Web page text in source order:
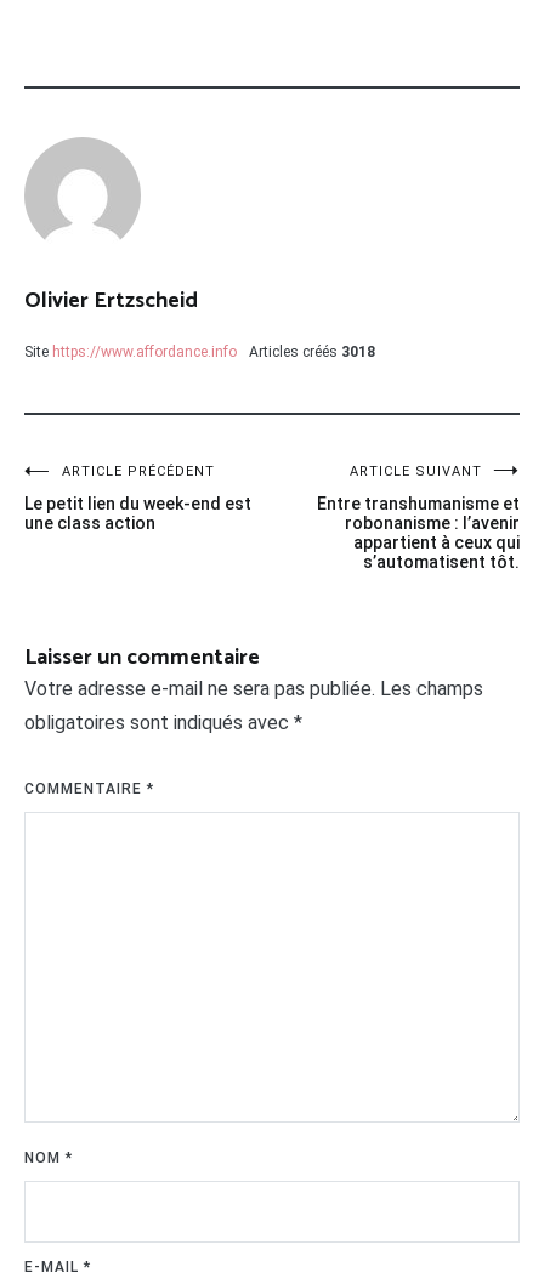
Olivier Ertzscheid
Site https://www.affordance.info Articles créés 3018
Navigation
de
ARTICLE PRÉCÉDENT
Le petit lien du week-end est
une class action
ARTICLE SUIVANT
Entre transhumanisme et
robonanisme : l’avenir
appartient à ceux qui
s’automatisent tôt.
Laisser un commentaire
Votre adresse e-mail ne sera pas publiée. Les champs
obligatoires sont indiqués avec *
COMMENTAIRE*
NOM*
E-MAIL*